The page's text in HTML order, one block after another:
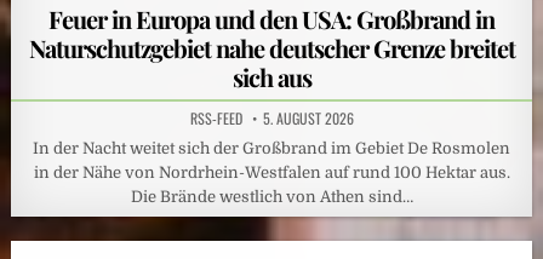
Feuer in Europa und den USA: Großbrand in
Naturschutzgebiet nahe deutscher Grenze breitet
sich aus
RSS-FEED 5. AUGUST 2026
In der Nacht weitet sich der Großbrand im Gebiet De Rosmolen
in der Nähe von Nordrhein-Westfalen auf rund 100 Hektar aus.
Die Brände westlich von Athen sind…